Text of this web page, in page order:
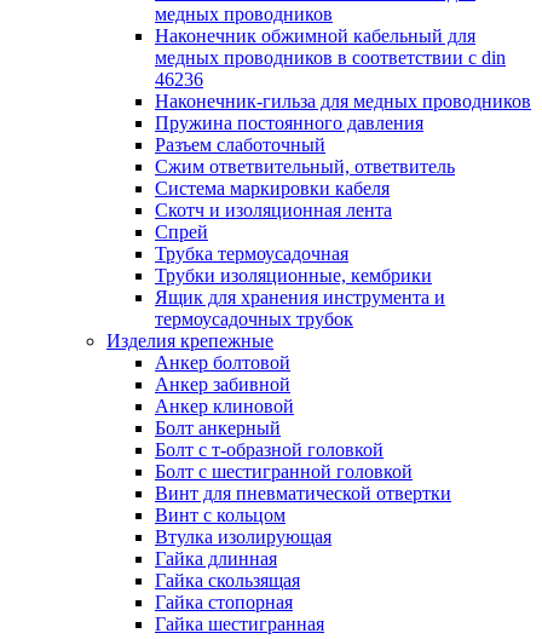
Потолочный кронштейн для
прокладки кабеля
Потолочный профиль для
Разделитель для лотка
Рейки профильные
несущие
Секция угловая для кабельных
Соединитель для кабельных
Каналы настенного и потолочного
Зажим кабельный для кабель-
Кабель-канал
Кабель-канал напольный
Кабель-канал настенный
Коробка монтажная для
кабель-канала
Коробка распределительная для
кабель-каналов
Крышка для настенного кабель-
Панель лицевая для настенного
канала
Перегородка разделительная для
настенного кабель-канала
Переходник для кабель-канала
Поворот для кабель-канала
Поворот для настенного кабель-
Рамка для ввода настенного
канала в стену/потолок/щит
медных проводников
Наконечник обжимной кабельный для
медных проводников в соответствии с din
46236
Наконечник-гильза для медных проводников
Пружина постоянного давления
Разъем слаботочный
Сжим ответвительный, ответвитель
Система маркировки кабеля
Скотч и изоляционная лента
Спрей
Трубка термоусадочная
Трубки изоляционные, кембрики
Ящик для хранения инструмента и
термоусадочных трубок
Изделия крепежные
Анкер болтовой
Анкер забивной
Анкер клиновой
Болт анкерный
Болт с т-образной головкой
Болт с шестигранной головкой
Винт для пневматической отвертки
Винт с кольцом
Втулка изолирующая
Гайка длинная
Гайка скользящая
Гайка стопорная
Гайка шестигранная